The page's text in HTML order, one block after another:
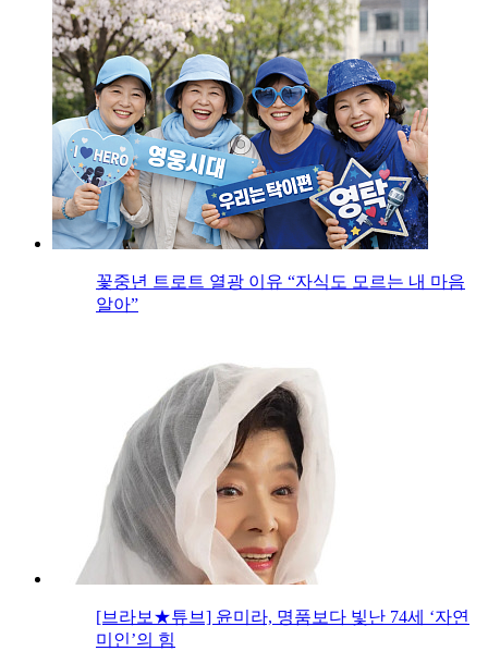
꽃중년 트로트 열광 이유 “자식도 모르는 내 마음
알아”
[브라보★튜브] 윤미라, 명품보다 빛난 74세 ‘자연
미인’의 힘